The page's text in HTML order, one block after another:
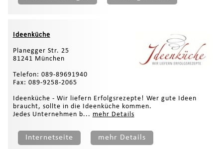
Ideenküche
Planegger Str. 25
81241 München
Telefon: 089-89691940
Fax: 089-9258-2065
Ideenküche - Wir liefern Erfolgsrezepte! Wer gute Ideen
braucht, sollte in die Ideenküche kommen.
Jedes Unternehmen b... mehr Details
Internetseite mehr Details